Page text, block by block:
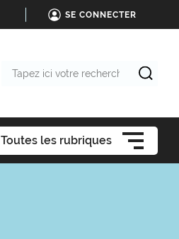
SE CONNECTER
Toutes les rubriques